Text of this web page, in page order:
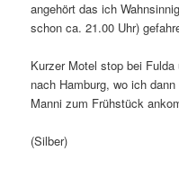
angehört das ich
schon ca. 21.00 Uhr)
Kurzer Motel stop bei
nach Hamburg, wo ich
Manni zum Frühstück
(Silber)